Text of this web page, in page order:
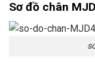
Sơ đồ chân